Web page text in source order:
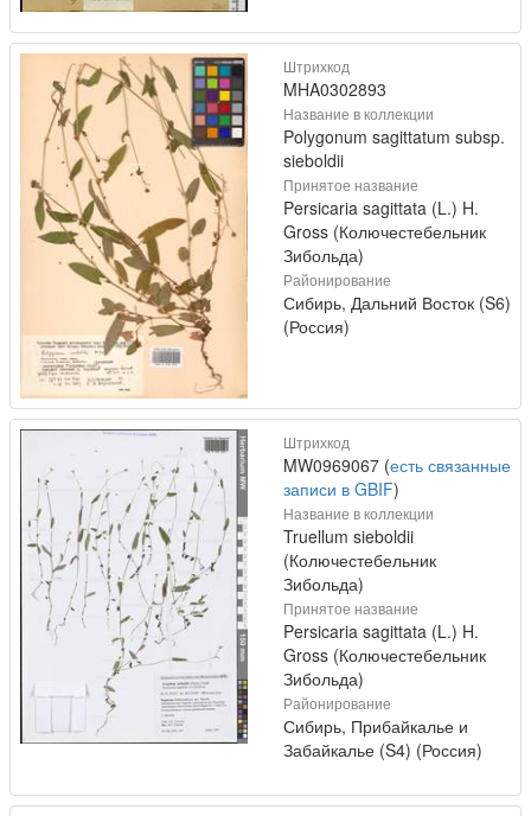
Штрихкод
MHA0302893
Название в коллекции
Polygonum sagittatum subsp.
sieboldii
Принятое название
Persicaria sagittata (L.) H.
Gross (Колючестебельник
Зибольда)
Районирование
Сибирь, Дальний Восток (S6)
(Россия)
Штрихкод
MW0969067 (есть связанные
записи в GBIF)
Название в коллекции
Truellum sieboldii
(Колючестебельник
Зибольда)
Принятое название
Persicaria sagittata (L.) H.
Gross (Колючестебельник
Зибольда)
Районирование
Сибирь, Прибайкалье и
Забайкалье (S4) (Россия)